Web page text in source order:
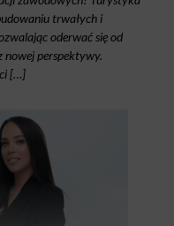
trwałych i
oderwać się od
nowej perspektywy.
[…]